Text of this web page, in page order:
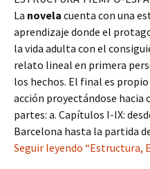
La novela cuenta con una
aprendizaje donde el
la vida adulta con el
relato lineal en primera
los hechos. El final es
acción proyectándose hacia
partes: a. Capítulos I-IX:
Barcelona hasta la partida
Seguir leyendo “Estructura,